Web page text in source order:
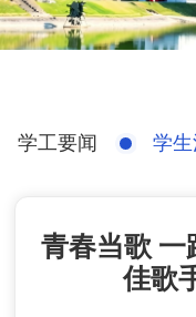
学工要闻 学
青春当歌 一
佳歌